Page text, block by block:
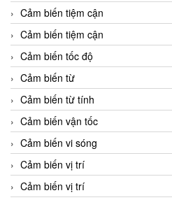
Cảm biến tiệm cận
Cảm biến tiệm cận
Cảm biến tốc độ
Cảm biến từ
Cảm biến từ tính
Cảm biến vận tốc
Cảm biến vi sóng
Cảm biến vị trí
Cảm biến vị trí